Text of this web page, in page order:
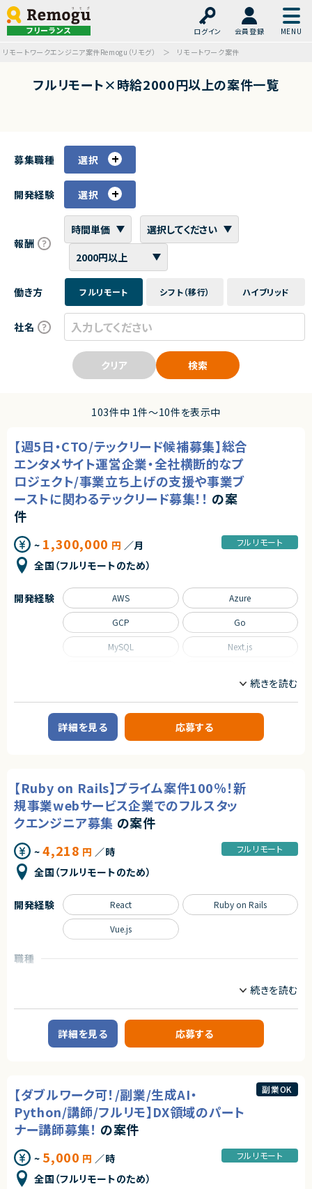
フリーランス ログイン
会員登録
リモートワークエンジニア案件Remogu（リモグ）
リモートワーク案件
フルリモート×時給2000円以上の案件一覧
募集職種 選択
開発経験 選択
報酬
働き方 フルリモート シフト（移行） ハイブリッド
社名
クリア 検索
103件中 1件〜10件を表示中
【週5日・CTO/テックリード候補募集】総合
エンタメサイト運営企業・全社横断的なプ
ロジェクト/事業立ち上げの支援や事業ブ
ーストに関わるテックリード募集！！ の案
件
~ 1,300,000 円 ／月
全国（フルリモートのため）
フルリモート
CTO/VPoE/テックリード
インフラエンジニア/SRE
■事業概要
事業部を横断した開発の支援を行う部署です。
事業立ち上げの支援や事業ブーストするための横断支援を行います。
一つのサービスだけじゃなく、様々なサービスと関わり事業をブーストするた
迅速なキャッチアップを求められますが横断的に事業に関わることで様々な
開発環境に携わることができます。
今回は開発支援のプロジェクトの増加に基づき、開発業務から開発支援を
行っていただくフルスタックエンジニアを募集します！
■募集背景
テックリード室は支援を求めている各事業や全社横断的なプロジェクトにた
いして技術支援を行う組織です。
単に技術に精通しているだけではなく、事業を成長させ続けるために技術
とができるリーダーシップを持った、CTOやテックリード等の経験を持った仲
なプロジェクトに関わることができます。
・CTOやVPoEと連携して開発組織および様々なプロダクトの課題解決
・全社横断のプロジェクトや新規事業の立ち上げを事業計画フェーズから支
・生産性向上とリスク軽減のためのモダン化をインフラ、アプリケーションの
両面から推進
・開発組織の課題解決、エンジニアの育成、採用支援
■ポジションの魅力
特定のプロダクトを持たない組織だからこそ俯瞰的に課題を見極め、全体
最適となる解決策を打っていくことが求められます。
テックリード室として全社を俯瞰して施策を考えるだけでなく、主担当となる
事業においては事業部の開発チームと共に事業に深くコミットしていただく
開発経験 AWS Azure
GCP Go
MySQL Next.js
詳細を見る 応募する
【Ruby on Rails】プライム案件100％！新
規事業webサービス企業でのフルスタッ
クエンジニア募集 の案件
~4,218 円 ／時
全国（フルリモートのため）
フルリモート
職種
Webシステムやアプリの開発を中心に、技術コンサルや新規サービス開発ま
で手がける、少数精鋭のエンジニア集団です。
お客様の新規事業立ち上げから運用までを担うサービスを展開している企
お客様は教育業界、webサービス業界、福祉業界などですべてお客様との直
接取引になります。
お客様と打合せをしながら、要件定義から保守運用までの工程をすべてエ
ンジニアが行います。
ビジネス側とのやり取りも発生します。
1案件、約10名のチームで構成されています。
例）・プレスリリース配信
・電子書籍にかかわるサービス
・学習支援システム
開発経験 React Ruby on Rails
Vue.js
詳細を見る 応募する
【ダブルワーク可！/副業/生成AI・
Python/講師/フルリモ】DX領域のパート
ナー講師募集！ の案件
~ 5,000 円 ／時
全国（フルリモートのため）
フルリモート
副業OK